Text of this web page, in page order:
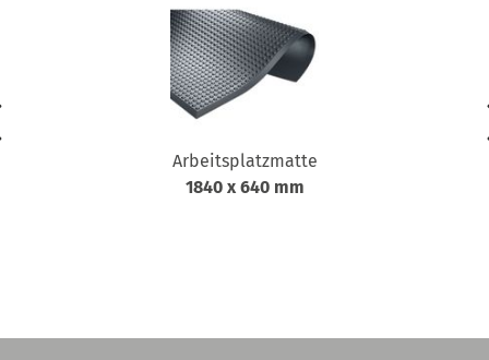
Arbeitsplatzmatte
1840 x 640 mm